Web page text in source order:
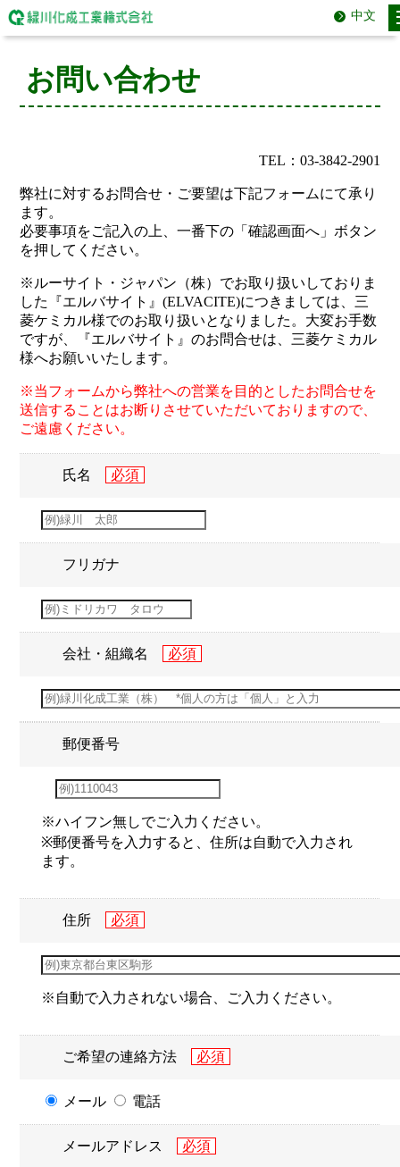
中文
お問い合わせ
TEL：03-3842-2901
弊社に対するお問合せ・ご要望は下記フォームにて承り
ます。
必要事項をご記入の上、一番下の「確認画面へ」ボタン
を押してください。
※ルーサイト・ジャパン（株）でお取り扱いしておりま
した『エルバサイト』(ELVACITE)につきましては、三
菱ケミカル様でのお取り扱いとなりました。大変お手数
ですが、『エルバサイト』のお問合せは、三菱ケミカル
様へお願いいたします。
※当フォームから弊社への営業を目的としたお問合せを
送信することはお断りさせていただいておりますので、
ご遠慮ください。
氏名
フリガナ
会社・組織名
郵便番号
※ハイフン無しでご入力ください。
※郵便番号を入力すると、住所は自動で入力され
ます。
住所
※自動で入力されない場合、ご入力ください。
ご希望の連絡方法
メール 電話
メールアドレス